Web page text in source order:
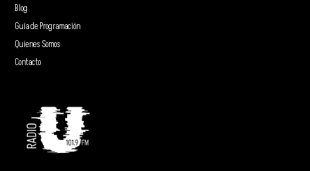
Blog
Guía de Programación
Quienes Somos
Contacto